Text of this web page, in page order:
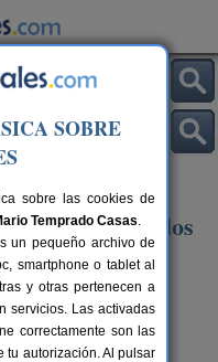
de Los Prados
SOBRE
sobre las cookies de
Temprado Casas.
un pequeño archivo de
smartphone o tablet al
y otras pertenecen a
servicios. Las activadas
correctamente son las
tu autorización. Al pulsar